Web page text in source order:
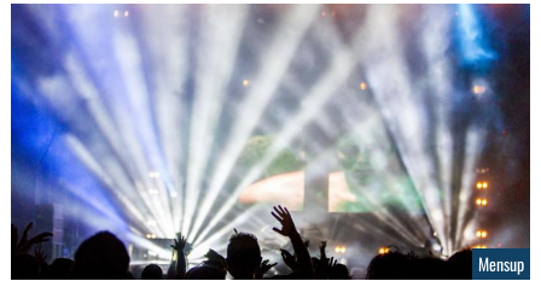
Mensup